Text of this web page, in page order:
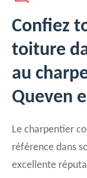
Confiez
toiture
au
Queven
Le charpentier
référence dans
excellente